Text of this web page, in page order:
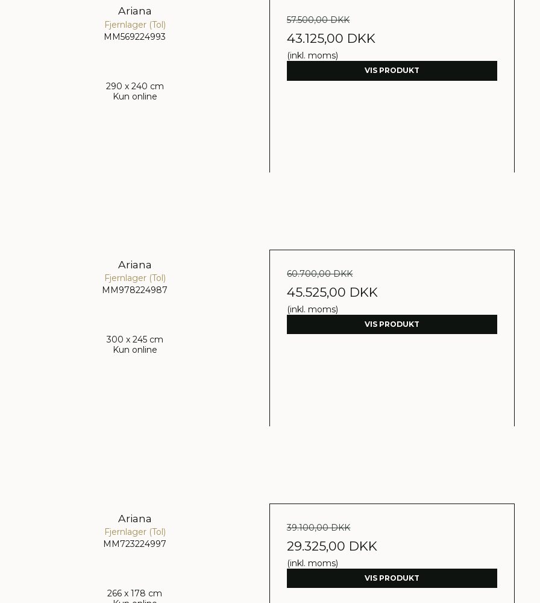
Ariana
Fjernlager (Tol)
MM569224993
290 x 240 cm
Kun online
57.500,00 DKK
43.125,00 DKK
(inkl. moms)
VIS PRODUKT
Ariana
Fjernlager (Tol)
MM978224987
300 x 245 cm
Kun online
60.700,00 DKK
45.525,00 DKK
(inkl. moms)
VIS PRODUKT
Ariana
Fjernlager (Tol)
MM723224997
266 x 178 cm
39.100,00 DKK
29.325,00 DKK
(inkl. moms)
VIS PRODUKT